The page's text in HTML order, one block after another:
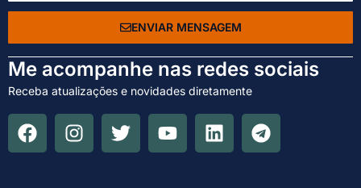
ENVIAR MENSAGEM
Me acompanhe nas redes sociais
Receba atualizações e novidades diretamente